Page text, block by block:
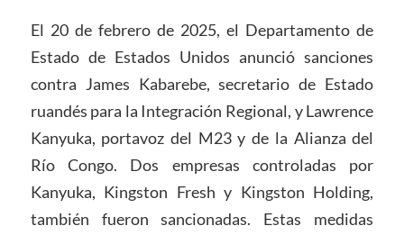
El 20 de febrero de 2025, el Departamento de
Estado de Estados Unidos anunció sanciones
contra James Kabarebe, secretario de Estado
ruandés para la Integración Regional, y Lawrence
Kanyuka, portavoz del M23 y de la Alianza del
Río Congo. Dos empresas controladas por
Kanyuka, Kingston Fresh y Kingston Holding,
también fueron sancionadas. Estas medidas